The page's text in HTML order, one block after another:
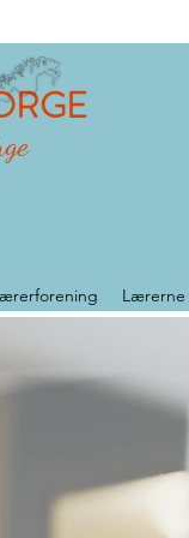
Lærerne